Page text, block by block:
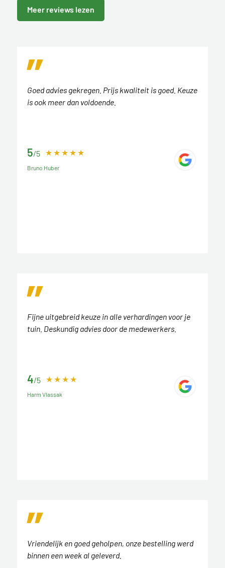
Meer reviews lezen
Goed advies gekregen. Prijs kwaliteit is goed. Keuze
is ook meer dan voldoende.
5/5
Bruno Huber
Fijne uitgebreid keuze in alle verhardingen voor je
tuin. Deskundig advies door de medewerkers.
4/5
Harm Vlassak
Vriendelijk en goed geholpen, onze bestelling werd
binnen een week al geleverd.